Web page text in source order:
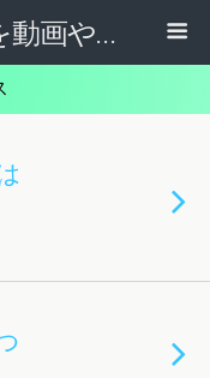
テニス戦略・戦術を動画やマンガから学ぶためのブログ